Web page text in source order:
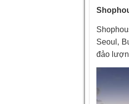
Seoul,
đảo